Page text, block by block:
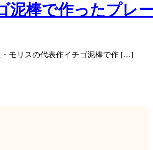
泥棒で作ったプレ
・モリスの代表作イチゴ泥棒で作 […]